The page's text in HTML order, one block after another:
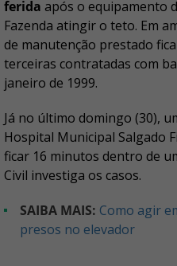
ferida após o equipamento
Fazenda atingir o teto. Em
de manutenção prestado
terceiras contratadas com
janeiro de 1999.
Já no último domingo (30),
Hospital Municipal Salgado
ficar 16 minutos dentro de
Civil investiga os casos.
SAIBA MAIS: Como agir
presos no elevador